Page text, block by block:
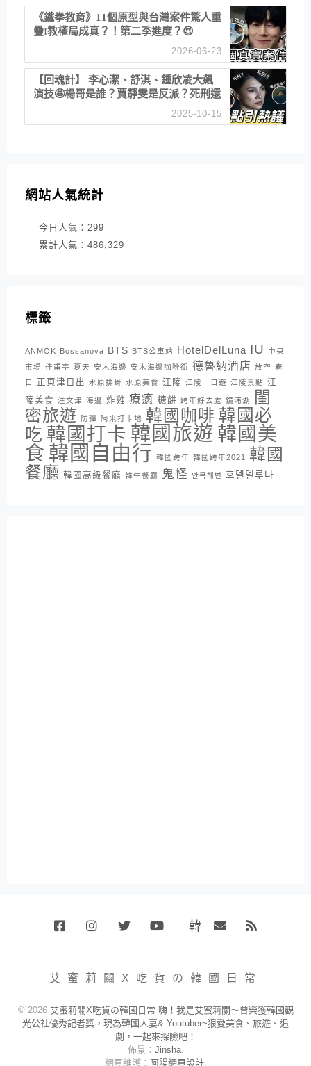
《鐵拳教育》11個原型與台灣案件驚人重
疊!教權局成真？！第二季進度？😍
2026-06-23
【回魂計】 李心潔、舒淇、鍾欣凌大飆
演技🤩楊哥是誰？賈靜雯是反派？死刑還
2025-10-15
網站人氣統計
今日人氣： 299
累計人氣： 486,329
標籤
ANMOK Bossanova BTS BTS公車站 HotelDelLuna IU
中央
市場 佳甫亭 夏天 安木海邊 安木海邊咖啡街 德魯納酒店 放空 春
日
正東津日出 水原排骨 水原美食 江陵 江陵一日遊 江陵景點 江
陵美食 注文津 海邊 炸雞 療癒 糖餅 跨年好去處 鏡浦湖
閨
密旅遊
防彈 阿米打卡地 韓國咖啡 韓國必
吃 韓國打卡 韓國旅遊 韓國美
食 韓國自由行 韓國跨年 韓國跨年2021
韓國
餐廳 韓國高級餐廳 韓牛餐廳 鬼怪 안목해변 호텔델루나
韓
小
賣
艾蜜莉關X吃貨の韓國日常
© 2026 艾蜜莉關X吃貨の韓國日常 嗨！我是艾蜜莉關～曾榮獲韓國觀
光公社優秀記者獎，現為韓國人妻& Youtuber~狠愛美食、旅遊、追
劇，一起來探險吧！
佈景： Jinsha.
網頁維護： 阿腸網頁設計.